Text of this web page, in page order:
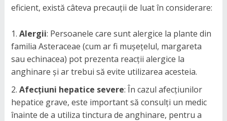
eficient, există câteva precauții de luat în considerare:
Alergii: Persoanele care sunt alergice la plante din
familia Asteraceae (cum ar fi mușețelul, margareta
sau echinacea) pot prezenta reacții alergice la
anghinare și ar trebui să evite utilizarea acesteia.
Afecțiuni hepatice severe: În cazul afecțiunilor
hepatice grave, este important să consulți un medic
înainte de a utiliza tinctura de anghinare, pentru a